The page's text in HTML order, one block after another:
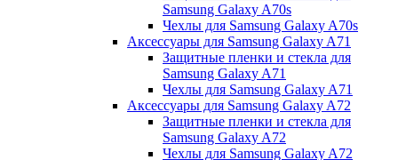
Samsung Galaxy A70s
Чехлы для Samsung Galaxy A70s
Аксессуары для Samsung Galaxy A71
Защитные пленки и стекла для
Samsung Galaxy A71
Чехлы для Samsung Galaxy A71
Аксессуары для Samsung Galaxy A72
Защитные пленки и стекла для
Samsung Galaxy A72
Чехлы для Samsung Galaxy A72